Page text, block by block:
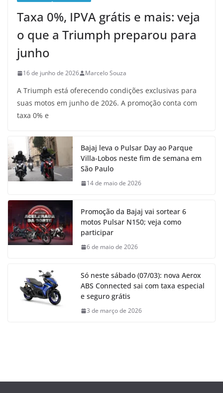
Taxa 0%, IPVA grátis e mais: veja
o que a Triumph preparou para
junho
16 de junho de 2026 Marcelo Souza
A Triumph está oferecendo condições exclusivas para
suas motos em junho de 2026. A promoção conta com
taxa 0% e
Bajaj leva o Pulsar Day ao Parque
Villa-Lobos neste fim de semana em
São Paulo
14 de maio de 2026
Promoção da Bajaj vai sortear 6
motos Pulsar N150; veja como
participar
6 de maio de 2026
Só neste sábado (07/03): nova Aerox
ABS Connected sai com taxa especial
e seguro grátis
3 de março de 2026